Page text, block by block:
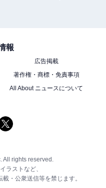
報
広告掲載
著作権・商標・免責事項
All About ニュースについて
rights reserved.
ラストなど、
・公衆送信等を禁じます。